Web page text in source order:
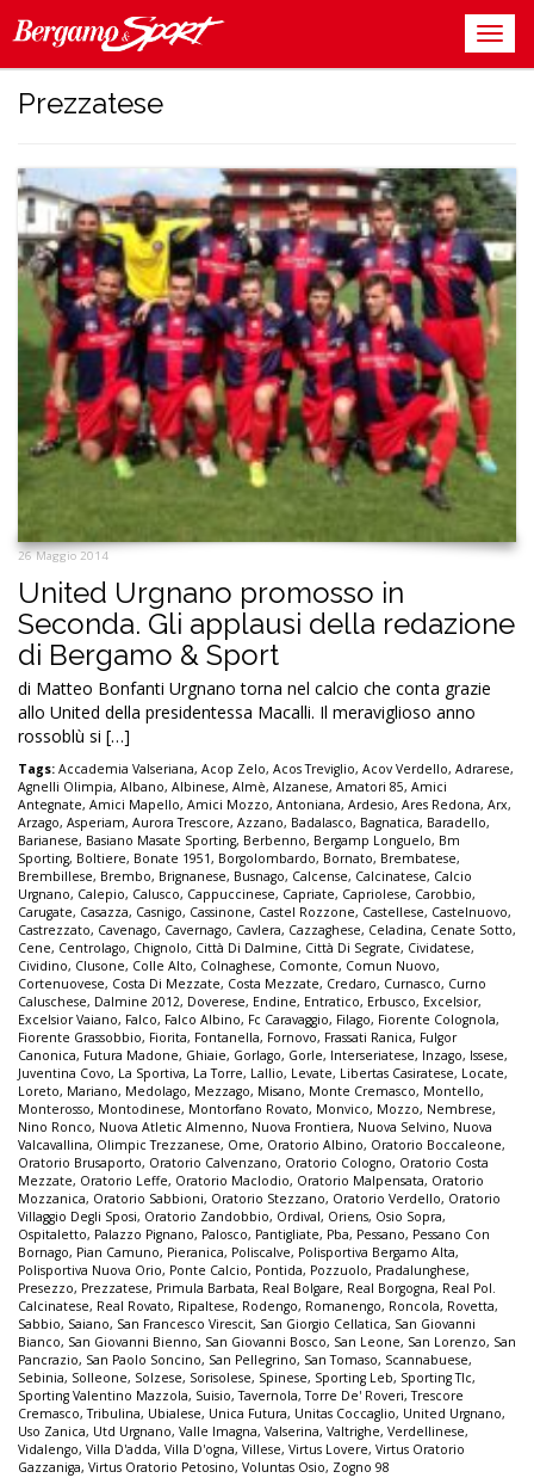
Prezzatese
26 Maggio 2014
United Urgnano promosso in
Seconda. Gli applausi della redazione
di Bergamo & Sport
di Matteo Bonfanti Urgnano torna nel calcio che conta grazie
allo United della presidentessa Macalli. Il meraviglioso anno
rossoblù si […]
Tags: Accademia Valseriana, Acop Zelo, Acos Treviglio, Acov Verdello, Adrarese,
Agnelli Olimpia, Albano, Albinese, Almè, Alzanese, Amatori 85, Amici
Antegnate, Amici Mapello, Amici Mozzo, Antoniana, Ardesio, Ares Redona, Arx,
Arzago, Asperiam, Aurora Trescore, Azzano, Badalasco, Bagnatica, Baradello,
Barianese, Basiano Masate Sporting, Berbenno, Bergamp Longuelo, Bm
Sporting, Boltiere, Bonate 1951, Borgolombardo, Bornato, Brembatese,
Brembillese, Brembo, Brignanese, Busnago, Calcense, Calcinatese, Calcio
Urgnano, Calepio, Calusco, Cappuccinese, Capriate, Capriolese, Carobbio,
Carugate, Casazza, Casnigo, Cassinone, Castel Rozzone, Castellese, Castelnuovo,
Castrezzato, Cavenago, Cavernago, Cavlera, Cazzaghese, Celadina, Cenate Sotto,
Cene, Centrolago, Chignolo, Città Di Dalmine, Città Di Segrate, Cividatese,
Cividino, Clusone, Colle Alto, Colnaghese, Comonte, Comun Nuovo,
Cortenuovese, Costa Di Mezzate, Costa Mezzate, Credaro, Curnasco, Curno
Caluschese, Dalmine 2012, Doverese, Endine, Entratico, Erbusco, Excelsior,
Excelsior Vaiano, Falco, Falco Albino, Fc Caravaggio, Filago, Fiorente Colognola,
Fiorente Grassobbio, Fiorita, Fontanella, Fornovo, Frassati Ranica, Fulgor
Canonica, Futura Madone, Ghiaie, Gorlago, Gorle, Interseriatese, Inzago, Issese,
Juventina Covo, La Sportiva, La Torre, Lallio, Levate, Libertas Casiratese, Locate,
Loreto, Mariano, Medolago, Mezzago, Misano, Monte Cremasco, Montello,
Monterosso, Montodinese, Montorfano Rovato, Monvico, Mozzo, Nembrese,
Nino Ronco, Nuova Atletic Almenno, Nuova Frontiera, Nuova Selvino, Nuova
Valcavallina, Olimpic Trezzanese, Ome, Oratorio Albino, Oratorio Boccaleone,
Oratorio Brusaporto, Oratorio Calvenzano, Oratorio Cologno, Oratorio Costa
Mezzate, Oratorio Leffe, Oratorio Maclodio, Oratorio Malpensata, Oratorio
Mozzanica, Oratorio Sabbioni, Oratorio Stezzano, Oratorio Verdello, Oratorio
Villaggio Degli Sposi, Oratorio Zandobbio, Ordival, Oriens, Osio Sopra,
Ospitaletto, Palazzo Pignano, Palosco, Pantigliate, Pba, Pessano, Pessano Con
Bornago, Pian Camuno, Pieranica, Poliscalve, Polisportiva Bergamo Alta,
Polisportiva Nuova Orio, Ponte Calcio, Pontida, Pozzuolo, Pradalunghese,
Presezzo, Prezzatese, Primula Barbata, Real Bolgare, Real Borgogna, Real Pol.
Calcinatese, Real Rovato, Ripaltese, Rodengo, Romanengo, Roncola, Rovetta,
Sabbio, Saiano, San Francesco Virescit, San Giorgio Cellatica, San Giovanni
Bianco, San Giovanni Bienno, San Giovanni Bosco, San Leone, San Lorenzo, San
Pancrazio, San Paolo Soncino, San Pellegrino, San Tomaso, Scannabuese,
Sebinia, Solleone, Solzese, Sorisolese, Spinese, Sporting Leb, Sporting Tlc,
Sporting Valentino Mazzola, Suisio,Tavernola,Torre De' Roveri,Trescore
Cremasco,Tribulina, Ubialese, Unica Futura, Unitas Coccaglio, United Urgnano,
Uso Zanica, Utd Urgnano, Valle Imagna, Valserina, Valtrighe, Verdellinese,
Vidalengo, Villa D'adda, Villa D'ogna, Villese, Virtus Lovere, Virtus Oratorio
Gazzaniga, Virtus Oratorio Petosino, Voluntas Osio, Zogno 98